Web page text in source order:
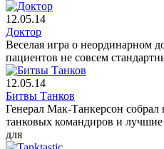
12.05.14
Доктор
Веселая игра о неординарном
пациентов не совсем
12.05.14
Битвы Танков
Генерал Мак-Танкерсон собрал
танковых командиров и
для